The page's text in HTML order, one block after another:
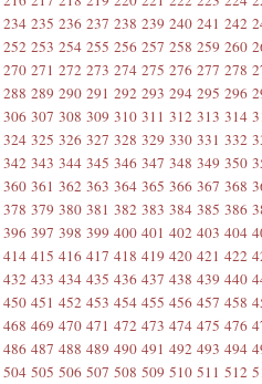
234 235 236 237 238 239 240 241 242
252 253 254 255 256 257 258 259 260
270 271 272 273 274 275 276 277 278
288 289 290 291 292 293 294 295 296
306 307 308 309 310 311 312 313 314
324 325 326 327 328 329 330 331 332
342 343 344 345 346 347 348 349 350
360 361 362 363 364 365 366 367 368
378 379 380 381 382 383 384 385 386
396 397 398 399 400 401 402 403 404
414 415 416 417 418 419 420 421 422
432 433 434 435 436 437 438 439 440
450 451 452 453 454 455 456 457 458
468 469 470 471 472 473 474 475 476
486 487 488 489 490 491 492 493 494
504 505 506 507 508 509 510 511 512